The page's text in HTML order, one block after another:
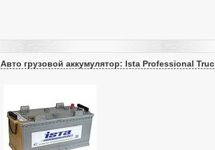
Авто грузовой аккумулятор: Ista Professional